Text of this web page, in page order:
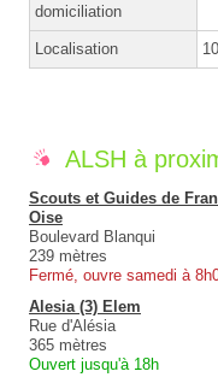
domiciliation
Localisation
ALSH à
Scouts et Guides de
Oise
Boulevard Blanqui
239 mètres
Fermé, ouvre samedi à
Alesia (3) Elem
Rue d'Alésia
365 mètres
Ouvert jusqu'à 18h